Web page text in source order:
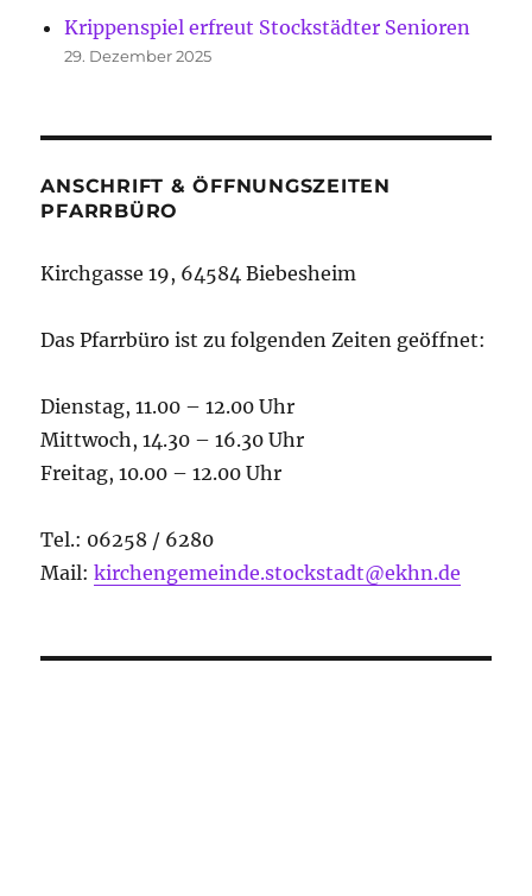
Krippenspiel erfreut Stockstädter Senioren
29. Dezember 2025
ANSCHRIFT & ÖFFNUNGSZEITEN
PFARRBÜRO
Kirchgasse 19, 64584 Biebesheim
Das Pfarrbüro ist zu folgenden Zeiten geöffnet:
Dienstag, 11.00 – 12.00 Uhr
Mittwoch, 14.30 – 16.30 Uhr
Freitag, 10.00 – 12.00 Uhr
Tel.: 06258 / 6280
Mail:kirchengemeinde.stockstadt@ekhn.de